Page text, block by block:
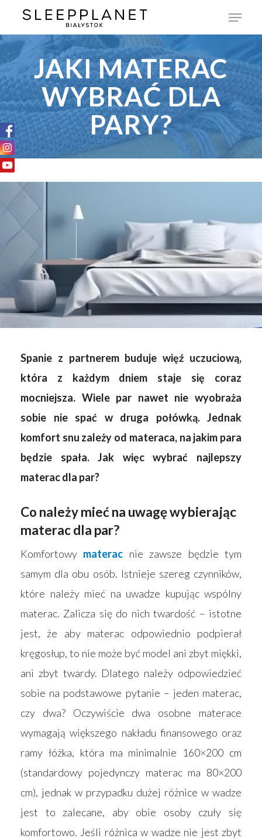
JAKI MATERAC
WYBRAĆ DLA
PARY?
Spanie z partnerem buduje więź uczuciową,
która z każdym dniem staje się coraz
mocniejsza. Wiele par nawet nie wyobraża
sobie nie spać w druga połówką. Jednak
komfort snu zależy od materaca, na jakim para
będzie spała. Jak więc wybrać najlepszy
materac dla par?
Co należy mieć na uwagę wybierając
materac dla par?
Komfortowy materac nie zawsze będzie tym
samym dla obu osób. Istnieje szereg czynników,
które należy mieć na uwadze kupując wspólny
materac. Zalicza się do nich twardość – istotne
jest, że aby materac odpowiednio podpierał
kręgosłup, to nie może być model ani zbyt miękki,
ani zbyt twardy. Dlatego należy odpowiedzieć
sobie na podstawowe pytanie – jeden materac,
czy dwa? Oczywiście dwa osobne materace
wymagają większego nakładu finansowego oraz
ramy łóżka, która ma minimalnie 160×200 cm
(standardowy pojedynczy materac ma 80×200
cm), jednak w przypadku dużej różnice w wadze
jest to zalecane, aby obie osoby czuły się
komfortowo. Jeśli różnica w wadze nie jest zbyt